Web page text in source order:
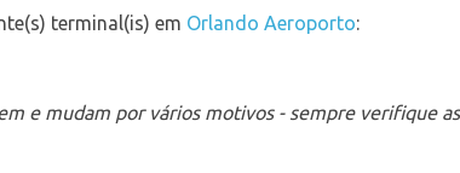
terminal(is) em Orlando Aeroporto:
e mudam por vários motivos - sempre verifique